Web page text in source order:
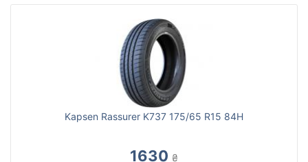
Kapsen Rassurer K737 175/65 R15 84H
1630 ₴